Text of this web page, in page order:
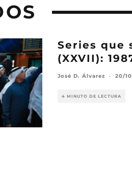
Series que
(XXVII):
José D. Álvarez · 20/
4 MINUTO DE LECTURA